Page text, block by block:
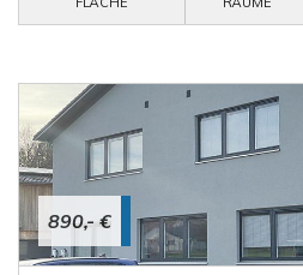
890,- €